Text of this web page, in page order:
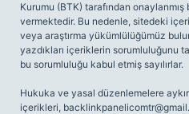
Kurumu (BTK) tarafından
vermektedir. Bu nedenle, sitedeki
veya araştırma yükümlülüğümüz
yazdıkları içeriklerin sorumluluğunu
bu sorumluluğu kabul etmiş sayılırlar.
Hukuka ve yasal düzenlemelere
içerikleri,